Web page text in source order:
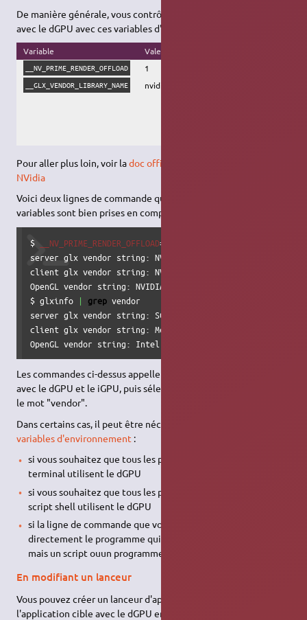
De manière générale, vous contrôlez si un programme démarre
avec le dGPU avec ces variables d'environnement :
Variable Valeur
__NV_PRIME_RENDER_OFFLOAD 1
__GLX_VENDOR_LIBRARY_NAME nvidia
Pour aller plus loin, voir ladoc officielle sur le render offload
NVidia
Voici deux lignes de commande qui servent à valider que les
variables sont bien prises en compte :
$ __NV_PRIME_RENDER_OFFLOAD=
server glx vendor string: NVIDIA Corporation
client glx vendor string: NVIDIA Corporation
OpenGL vendor string: NVIDIA Corporation
$ glxinfo | grep vendor
server glx vendor string: SGI
client glx vendor string: Mesa Project and SGI
OpenGL vendor string: Intel
Les commandes ci-dessus appellent
avec le dGPU et le iGPU, puis sélectionnent les lignes affichant
le mot "vendor".
Dans certains cas, il peut être nécessaire d'
variables d'environnement :
si vous souhaitez que tous les programmes lancés depuis un
terminal utilisent le dGPU
si vous souhaitez que tous les programmes lancés depuis un
script shell utilisent le dGPU
si la ligne de commande que vous exécutez ne lance pas
directement le programme qui utilise la carte graphique,
mais un script ouun programme intermédiaire
En modifiant un lanceur
Vous pouvez créer un lanceur d'application qui lance toujours
l'application cible avec le dGPU en l'éditant avec un éditeur de